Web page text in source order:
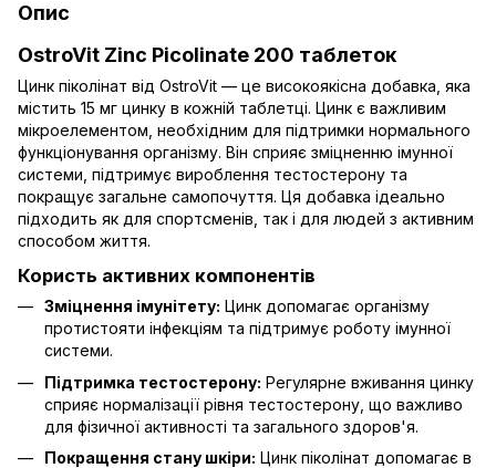
Опис
OstroVit Zinc Picolinate 200 таблеток
Цинк піколінат від OstroVit — це високоякісна добавка, яка
містить 15 мг цинку в кожній таблетці. Цинк є важливим
мікроелементом, необхідним для підтримки нормального
функціонування організму. Він сприяє зміцненню імунної
системи, підтримує вироблення тестостерону та
покращує загальне самопочуття. Ця добавка ідеально
підходить як для спортсменів, так і для людей з активним
способом життя.
Користь активних компонентів
Зміцнення імунітету: Цинк допомагає організму
протистояти інфекціям та підтримує роботу імунної
системи.
Підтримка тестостерону: Регулярне вживання цинку
сприяє нормалізації рівня тестостерону, що важливо
для фізичної активності та загального здоров'я.
Покращення стану шкіри: Цинк піколінат допомагає в